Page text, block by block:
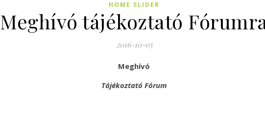
HOME SLIDER
Meghívó tájékoztató
2016-10-05
Meghívó
Tájékoztató Fórum